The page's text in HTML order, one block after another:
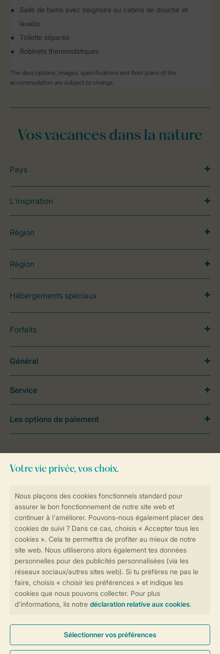
Salle de bains avec baignoire ou cabine de douche et
lavabo
Toilette séparée
Robinets thermostatiques
The descriptions, images, specifications and floor plans of the
accommodation are subject to change.
Plus d’infos et préférences
Réservations en ligne rapides et sécurisées
Transmission sécurisée des données
Paiement sécurisé
Vos vacances dans la nature
Pays
L’inspiration
Région
Région
Hébergements spéciaux
Forfaits
contactez notreContact Center.
Général
Service
Les options de paiement